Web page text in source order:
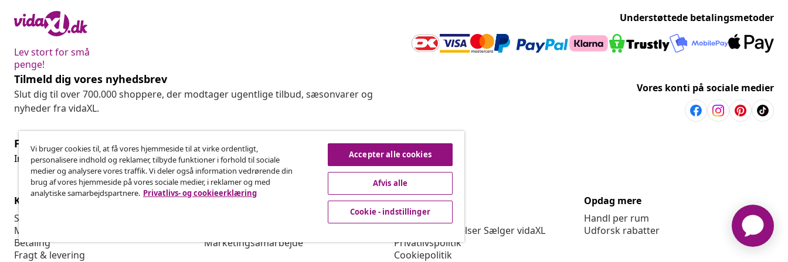
Lev stort for små
penge!
Understøttede betalingsmetoder
Tilmeld dig vores nyhedsbrev
Slut dig til over 700.000 shoppere, der modtager ugentlige tilbud, sæsonvarer og
nyheder fra vidaXL.
Vores konti på sociale medier
Fortryd køb
Indsend en anmodning om at fortryde din ordre.
Fortryd køb
Kundeservice
Spor din ordre
Min konto
Betaling
Fragt & levering
Virksomhed
Marketingsamarbejde
vidaXL
Om vidaXL
Vilkår & betingelser Sælger vidaXL
Privatlivspolitik
Cookiepolitik
Opdag mere
Handl per rum
Udforsk rabatter
Vi bruger cookies til, at få vores hjemmeside til at virke ordentligt,
personalisere indhold og reklamer, tilbyde funktioner i forhold til sociale
medier og analysere vores traffik. Vi deler også information vedrørende din
brug af vores hjemmeside på vores sociale medier, i reklamer og med
analytiske samarbejdspartnere. Privatlivs- og cookieerklæring
Accepter alle cookies
Afvis alle
Cookie - indstillinger